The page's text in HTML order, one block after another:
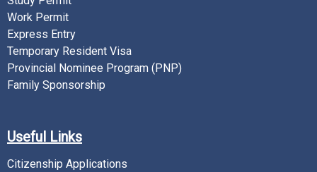
Work Permit
Express Entry
Temporary Resident Visa
Provincial Nominee Program (PNP)
Family Sponsorship
Useful Links
Citizenship Applications